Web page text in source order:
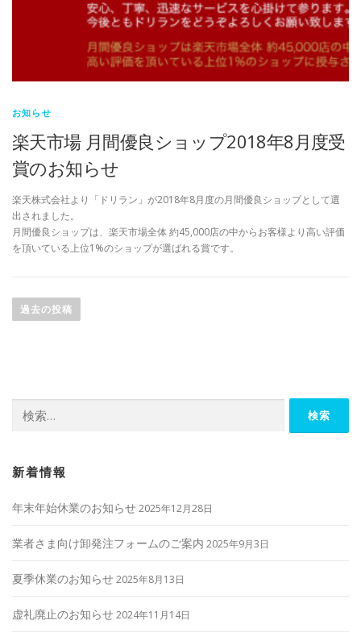
お知らせ
楽天市場 月間優良ショップ2018年8月度受
賞のお知らせ
楽天株式会社より「ドリラン」が2018年8月度の月間優良ショップとして選
出されました。
月間優良ショップは、楽天市場全体 約45,000店の中からお客様より高い評価
を頂いている上位1%のショップが選ばれる賞です。
稿
シ
過去の投稿
索:
新着情報
年末年始休業のお知らせ2025年12月28日
業者さま向け卸発注フォームのご案内 2025年9月3日
夏季休業のお知らせ2025年8月13日
虚礼廃止のお知らせ2024年11月14日